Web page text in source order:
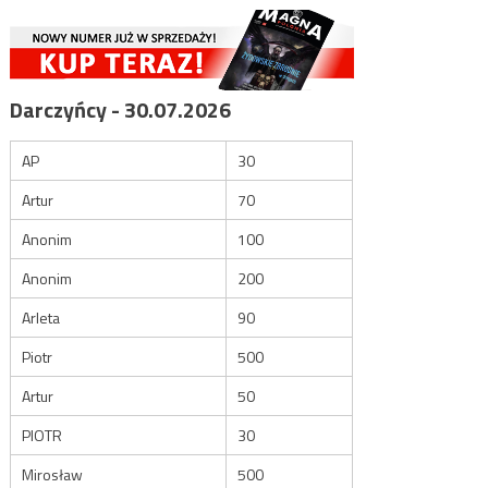
Darczyńcy - 30.07.2026
AP
30
Artur
70
Anonim
100
Anonim
200
Arleta
90
Piotr
500
Artur
50
PIOTR
30
Mirosław
500